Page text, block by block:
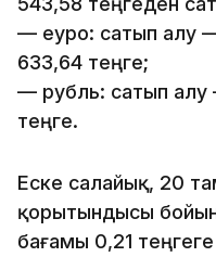
— еуро: сатып алу
633,64 теңге;
— рубль: сатып алу
теңге.
Еске салайық, 20
қорытындысы
бағамы 0,21